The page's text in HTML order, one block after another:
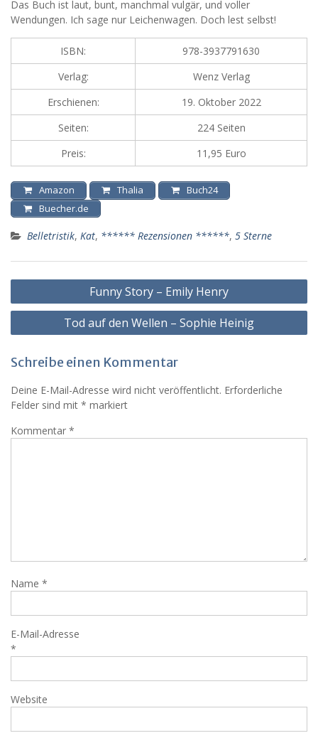
Das Buch ist laut, bunt, manchmal vulgär, und voller
Wendungen. Ich sage nur Leichenwagen. Doch lest selbst!
ISBN:
978-3937791630
Verlag:
Wenz Verlag
Erschienen:
19. Oktober 2022
Seiten:
224 Seiten
Preis:
11,95 Euro
Amazon Thalia
Buch24
Buecher.de
Belletristik, Kat, ****** Rezensionen ******, 5 Sterne
Beitragsnavigation
Funny Story – Emily Henry
Tod auf den Wellen – Sophie Heinig
Schreibe einen Kommentar
Deine E-Mail-Adresse wird nicht veröffentlicht. Erforderliche
Felder sind mit * markiert
Kommentar *
Name *
E-Mail-Adresse
*
Website